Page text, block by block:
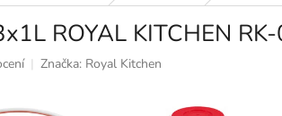
ROYAL KITCHEN
Značka: Royal Kitchen